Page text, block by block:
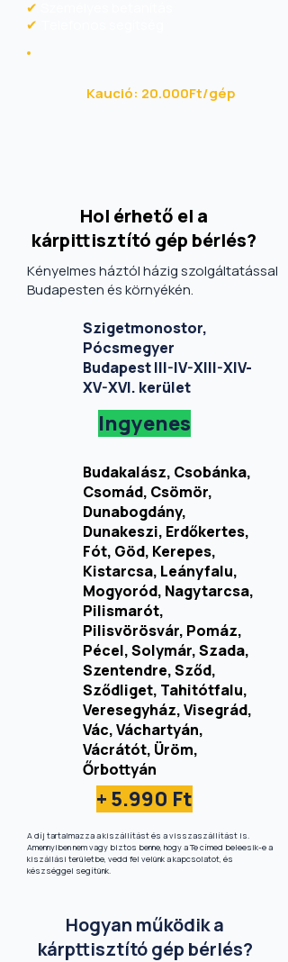
✔
✔
Kaució: 20.000Ft/gép
Hol érhető el a
kárpittisztító gép bérlés?
Kényelmes háztól házig szolgáltatással
Budapesten és környékén.
Szigetmonostor,
Pócsmegyer
Budapest III-IV-XIII-XIV-
XV-XVI. kerület
Ingyenes
Budakalász, Csobánka,
Csomád, Csömör,
Dunabogdány,
Dunakeszi, Erdőkertes,
Fót, Göd, Kerepes,
Kistarcsa, Leányfalu,
Mogyoród, Nagytarcsa,
Pilismarót,
Pilisvörösvár, Pomáz,
Pécel, Solymár, Szada,
Szentendre, Sződ,
Sződliget, Tahitótfalu,
Veresegyház, Visegrád,
Vác, Váchartyán,
Vácrátót, Üröm,
Őrbottyán
+ 5.990 Ft
A díj tartalmazza a kiszállítást és a visszaszállítást is.
Amennyiben nem vagy biztos benne, hogy a Te címed beleesik-e a
kiszállási területbe, vedd fel velünk a kapcsolatot, és
készséggel segítünk.
Hogyan működik a
kárpttisztító gép bérlés?